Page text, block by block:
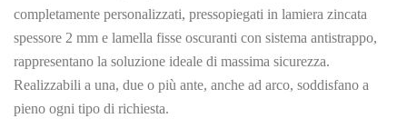
completamente personalizzati, pressopiegati in lamiera zincata
spessore 2 mm e lamella fisse oscuranti con sistema antistrappo,
rappresentano la soluzione ideale di massima sicurezza.
Realizzabili a una, due o più ante, anche ad arco, soddisfano a
pieno ogni tipo di richiesta.